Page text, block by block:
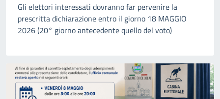
Gli elettori interessati dovranno far pervenire la
prescritta dichiarazione entro il giorno 18 MAGGIO
2026 (20° giorno antecedente quello del voto)